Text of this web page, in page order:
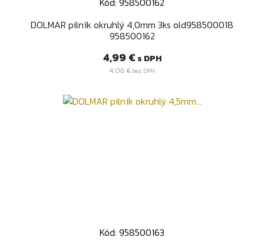
DOLMAR pilník okruhlý 4,0mm 3ks old958500018
958500162
Cena
4,99 € s DPH
4,06 € bez DPH
Kód: 958500163